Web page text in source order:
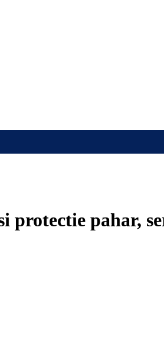
protectie pahar,